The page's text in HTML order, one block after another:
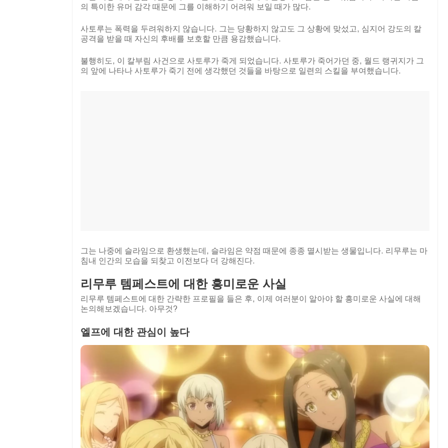
의 특이한 유머 감각 때문에 그를 이해하기 어려워 보일 때가 많다.
사토루는 폭력을 두려워하지 않습니다. 그는 당황하지 않고도 그 상황에 맞섰고, 심지어 강도의 칼
공격을 받을 때 자신의 후배를 보호할 만큼 용감했습니다.
불행히도, 이 칼부림 사건으로 사토루가 죽게 되었습니다. 사토루가 죽어가던 중, 월드 랭귀지가 그
의 앞에 나타나 사토루가 죽기 전에 생각했던 것들을 바탕으로 일련의 스킬을 부여했습니다.
그는 나중에 슬라임으로 환생했는데, 슬라임은 약점 때문에 종종 멸시받는 생물입니다. 리무루는 마
침내 인간의 모습을 되찾고 이전보다 더 강해진다.
리무루 템페스트에 대한 흥미로운 사실
리무루 템페스트에 대한 간략한 프로필을 들은 후, 이제 여러분이 알아야 할 흥미로운 사실에 대해
논의해보겠습니다. 아무것?
엘프에 대한 관심이 높다